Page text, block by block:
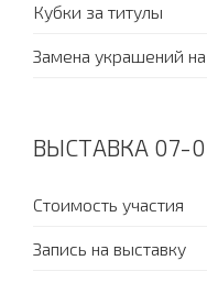
Кубки за титулы
Замена украшений
ВЫСТАВКА 07-
Стоимость участия
Запись на выставку